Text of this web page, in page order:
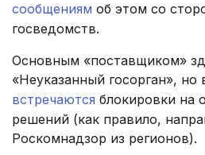
сообщениям об этом со
госведомств.
Основным «поставщиком»
«Неуказанный госорган»,
встречаются блокировки на
решений (как правило,
Роскомнадзор из регионов).